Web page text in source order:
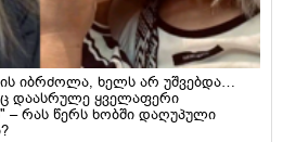
იბრძოლა, ხელს არ უშვებდა…
დაასრულე ყველაფერი
რას წერს ხობში დაღუპული